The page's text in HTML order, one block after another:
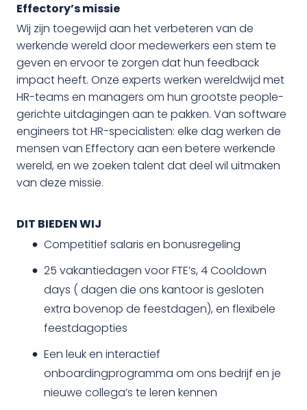
Effectory’s missie
Wij zijn toegewijd aan het verbeteren van de
werkende wereld door medewerkers een stem te
geven en ervoor te zorgen dat hun feedback
impact heeft. Onze experts werken wereldwijd met
HR-teams en managers om hun grootste people-
gerichte uitdagingen aan te pakken. Van software
engineers tot HR-specialisten: elke dag werken de
mensen van Effectory aan een betere werkende
wereld, en we zoeken talent dat deel wil uitmaken
van deze missie.
DIT BIEDEN WIJ
Competitief salaris en bonusregeling
25 vakantiedagen voor FTE’s, 4 Cooldown
days ( dagen die ons kantoor is gesloten
extra bovenop de feestdagen), en flexibele
feestdagopties
Een leuk en interactief
onboardingprogramma om ons bedrijf en je
nieuwe collega’s te leren kennen